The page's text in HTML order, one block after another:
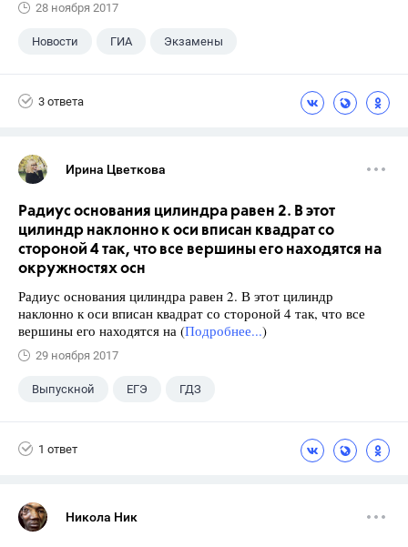
28 ноября 2017
Новости ГИА Экзамены
3 ответа
Ирина Цветкова
Радиус основания цилиндра равен 2. В этот
цилиндр наклонно к оси вписан квадрат со
стороной 4 так, что все вершины его находятся на
окружностях осн
Радиус основания цилиндра равен 2. В этот цилиндр
наклонно к оси вписан квадрат со стороной 4 так, что все
вершины его находятся на (Подробнее...)
29 ноября 2017
Выпускной ЕГЭ ГДЗ
1 ответ
Никола Ник